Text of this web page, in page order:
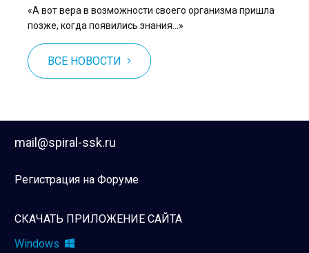
«А вот вера в возможности своего организма пришла
позже, когда появились знания…»
ВСЕ НОВОСТИ
mail@spiral-ssk.ru
Регистрация на Форуме
СКАЧАТЬ ПРИЛОЖЕНИЕ САЙТА
Windows